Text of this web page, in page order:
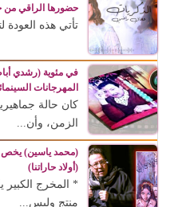
حضورها الراقي من
تأتي هذه العودة
في مئوية (رشدي
المهرجانات
كان حالة
الزمن، وأن...
(محمد ياسين) يخص
(أولاد حاراتنا)
* المخرج
منتج وليس...